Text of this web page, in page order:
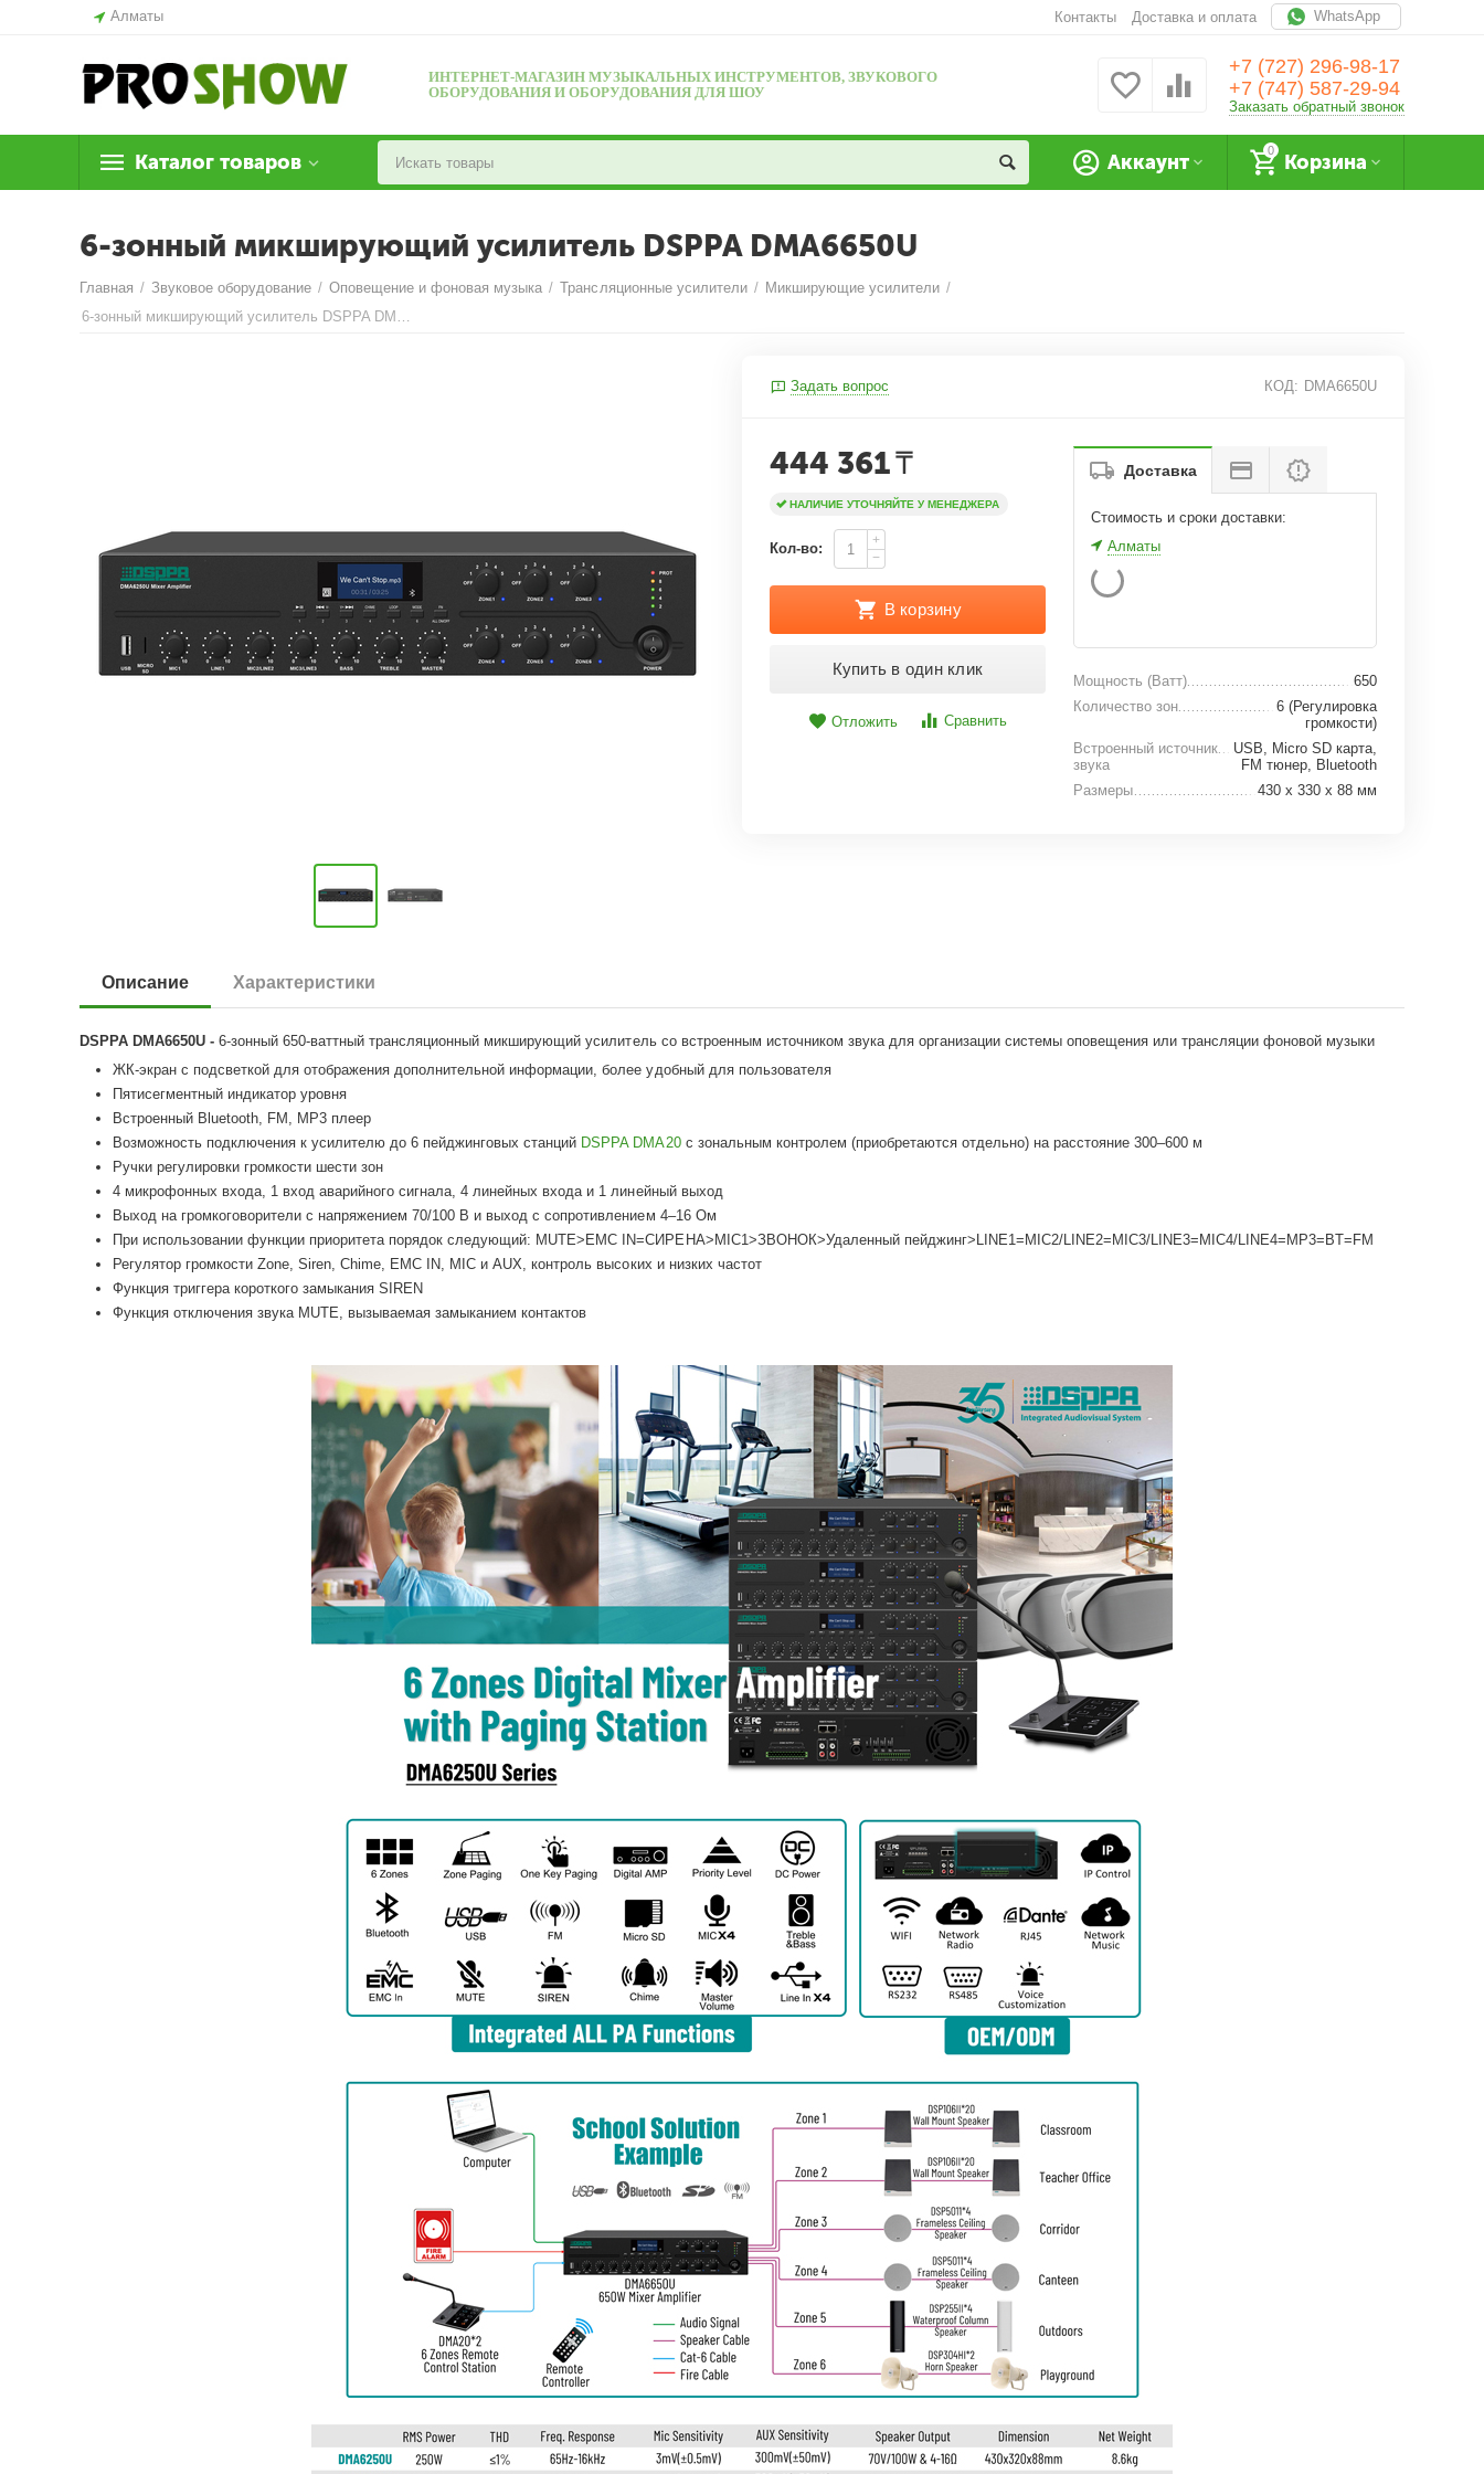
Алматы WhatsApp
Контакты Доставка и оплата
ИНТЕРНЕТ-МАГАЗИН МУЗЫКАЛЬНЫХ ИНСТРУМЕНТОВ, ЗВУКОВОГО
ОБОРУДОВАНИЯ И ОБОРУДОВАНИЯ ДЛЯ ШОУ
+7 (727) 296-98-17
+7 (747) 587-29-94
Заказать обратный звонок
Каталог товаров
0
Корзина
Аккаунт
6-зонный микширующий усилитель DSPPA DMA6650U
Главная / Звуковое оборудование / Оповещение и фоновая музыка / Трансляционные усилители / Микширующие усилители /
6-зонный микширующий усилитель DSPPA DMA6650U
Задать вопрос КОД: DMA6650U
444 361₸
НАЛИЧИЕ УТОЧНЯЙТЕ У МЕНЕДЖЕРА
Кол-во:
+
−
В корзину
Купить в один клик
Отложить Сравнить
Доставка
Стоимость и сроки доставки:
Алматы
Мощность (Ватт)
650
Количество зон
6 (Регулировка
громкости)
Встроенный источник
звука
USB, Micro SD карта,
FM тюнер, Bluetooth
Размеры
430 х 330 х 88 мм
Описание Характеристики
DSPPA DMA6650U -6-зонный 650-ваттный трансляционный микширующий усилитель со встроенным источником звука для организации системы оповещения или трансляции фоновой музыки
ЖК-экран с подсветкой для отображения дополнительной информации, более удобный для пользователя
Пятисегментный индикатор уровня
Встроенный Bluetooth, FM, MP3 плеер
Возможность подключения к усилителю до 6 пейджинговых станций DSPPA DMA20с зональным контролем (приобретаются отдельно) на расстояние 300–600 м
Ручки регулировки громкости шести зон
4 микрофонных входа, 1 вход аварийного сигнала, 4 линейных входа и 1 линейный выход
Выход на громкоговорители с напряжением 70/100 В и выход с сопротивлением 4–16 Ом
При использовании функции приоритета порядок следующий: MUTE>EMC IN=СИРЕНА>MIC1>ЗВОНОК>Удаленный пейджинг>LINE1=MIC2/LINE2=MIC3/LINE3=MIC4/LINE4=MP3=BT=FM
Регулятор громкости Zone, Siren, Chime, EMC IN, MIC и AUX, контроль высоких и низких частот
Функция триггера короткого замыкания SIREN
Функция отключения звука MUTE, вызываемая замыканием контактов